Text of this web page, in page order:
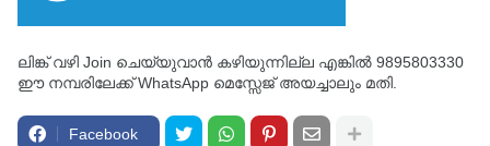
ലിങ്ക് വഴി Join ചെയ്യുവാൻ കഴിയുന്നില്ല എങ്കിൽ 9895803330
ഈ നമ്പരിലേക്ക് WhatsApp മെസ്സേജ് അയച്ചാലും മതി.
Facebook